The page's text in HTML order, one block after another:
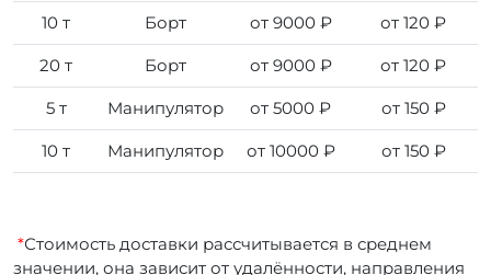
10 т Борт от 9000 ₽ от 120 ₽
20 т Борт от 9000 ₽ от 120 ₽
5 т Манипулятор от 5000 ₽ от 150 ₽
10 т Манипулятор от 10000 ₽ от 150 ₽
*Стоимость доставки рассчитывается в среднем
значении, она зависит от удалённости, направления